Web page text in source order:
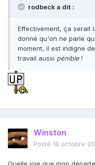
rodbeck a dit :
Effectivement, ça serait
donné qu'on ne parle
moment, il est indigne
travail aussi pénible !
Winston
Posté 18 octobre